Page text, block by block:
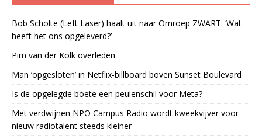
Bob Scholte (Left Laser) haalt uit naar Omroep ZWART: ‘Wat
heeft het ons opgeleverd?’
Pim van der Kolk overleden
Man ‘opgesloten’ in Netflix-billboard boven Sunset Boulevard
Is de opgelegde boete een peulenschil voor Meta?
Met verdwijnen NPO Campus Radio wordt kweekvijver voor
nieuw radiotalent steeds kleiner